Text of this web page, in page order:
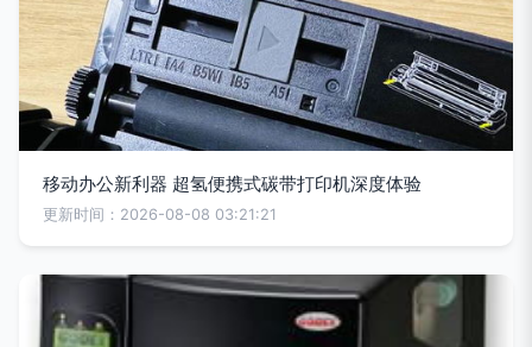
移动办公新利器 超氢便携式碳带打印机深度体验
更新时间：2026-08-08 03:21:21